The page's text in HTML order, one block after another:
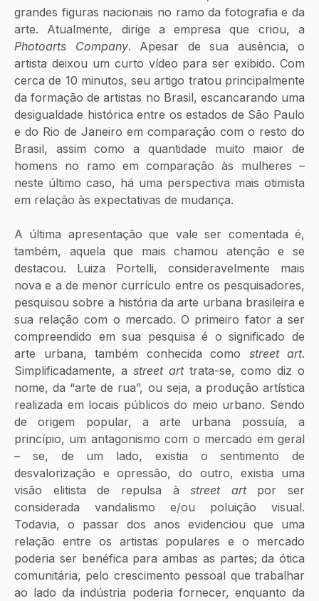
grandes figuras nacionais no ramo da fotografia e da
Photoarts Company. Apesar de sua ausência, o
artista deixou um curto vídeo para ser exibido. Com
cerca de 10 minutos, seu artigo tratou principalmente
da formação de artistas no Brasil, escancarando uma
desigualdade histórica entre os estados de São Paulo
e do Rio de Janeiro em comparação com o resto do
Brasil, assim como a quantidade muito maior de
homens no ramo em comparação às mulheres –
neste último caso, há uma perspectiva mais otimista
em relação às expectativas de mudança.
A última apresentação que vale ser comentada é,
também, aquela que mais chamou atenção e se
destacou. Luiza Portelli, consideravelmente mais
nova e a de menor currículo entre os pesquisadores,
pesquisou sobre a história da arte urbana brasileira e
sua relação com o mercado. O primeiro fator a ser
compreendido em sua pesquisa é o significado de
arte urbana, também conhecida como street art.
Simplificadamente, a street art trata-se, como diz o
nome, da “arte de rua”, ou seja, a produção artística
realizada em locais públicos do meio urbano. Sendo
de origem popular, a arte urbana possuía, a
princípio, um antagonismo com o mercado em geral
– se, de um lado, existia o sentimento de
desvalorização e opressão, do outro, existia uma
visão elitista de repulsa à street art por ser
considerada vandalismo e/ou poluição visual.
Todavia, o passar dos anos evidenciou que uma
relação entre os artistas populares e o mercado
poderia ser benéfica para ambas as partes; da ótica
comunitária, pelo crescimento pessoal que trabalhar
ao lado da indústria poderia fornecer, enquanto da